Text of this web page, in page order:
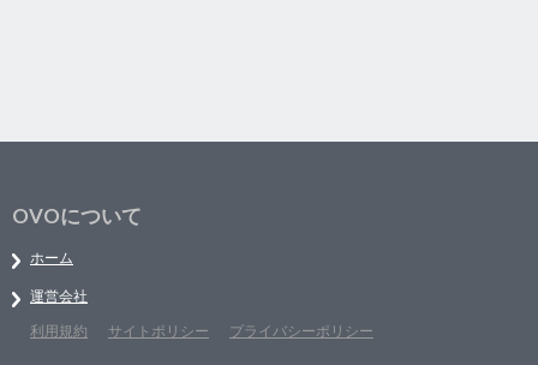
OVOについて
ホーム
運営会社
利用規約
サイトポリシー プライバシーポリシー